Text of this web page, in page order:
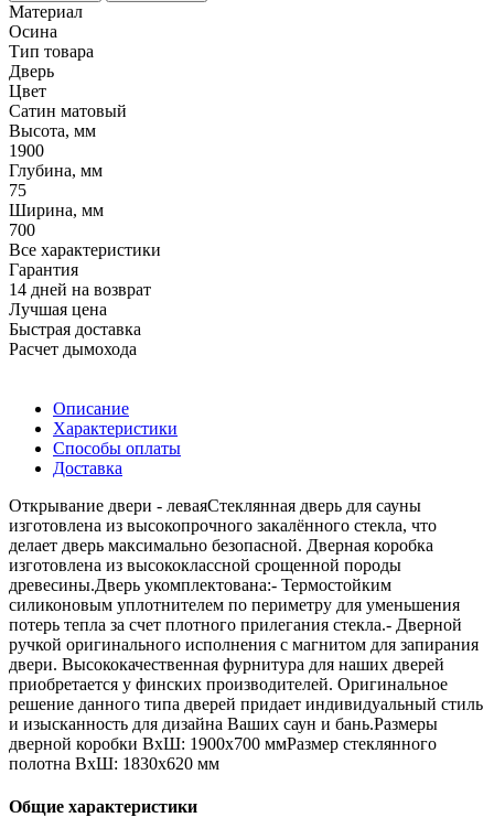
Материал
Осина
Тип товара
Дверь
Цвет
Сатин матовый
Высота, мм
1900
Глубина, мм
75
Ширина, мм
700
Все характеристики
Гарантия
14 дней на возврат
Лучшая цена
Быстрая доставка
Расчет дымохода
Описание
Характеристики
Способы оплаты
Доставка
Открывание двери - леваяСтеклянная дверь для сауны
изготовлена из высокопрочного закалённого стекла, что
делает дверь максимально безопасной. Дверная коробка
изготовлена из высококлассной срощенной породы
древесины.Дверь укомплектована:- Термостойким
силиконовым уплотнителем по периметру для уменьшения
потерь тепла за счет плотного прилегания стекла.- Дверной
ручкой оригинального исполнения с магнитом для запирания
двери. Высококачественная фурнитура для наших дверей
приобретается у финских производителей. Оригинальное
решение данного типа дверей придает индивидуальный стиль
и изысканность для дизайна Ваших саун и бань.Размеры
дверной коробки ВхШ: 1900х700 ммРазмер стеклянного
полотна ВхШ: 1830х620 мм
Общие характеристики